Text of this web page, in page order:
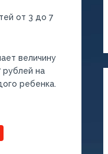
от 3 до 7
величину
рублей на
ребенка.